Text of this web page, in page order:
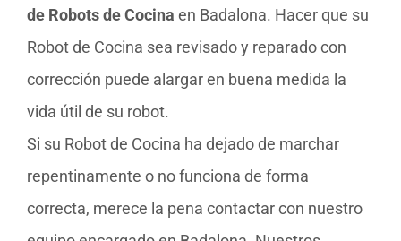
de Robots de Cocina en Badalona. Hacer que su
Robot de Cocina sea revisado y reparado con
corrección puede alargar en buena medida la
vida útil de su robot.
Si su Robot de Cocina ha dejado de marchar
repentinamente o no funciona de forma
correcta, merece la pena contactar con nuestro